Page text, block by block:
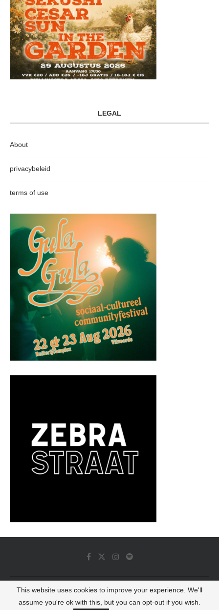
LEGAL
About
privacybeleid
terms of use
© 2022 - Luminous Dash All Rights Reserved
This website uses cookies to improve your experience. We'll
assume you're ok with this, but you can opt-out if you wish.